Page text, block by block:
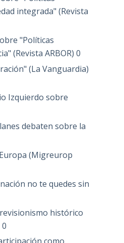
integrada" (Revista
"Políticas
(Revista ARBOR) 0
(La Vanguardia)
Izquierdo sobre
debaten sobre la
(Migreurop
no te quedes sin
histórico
0